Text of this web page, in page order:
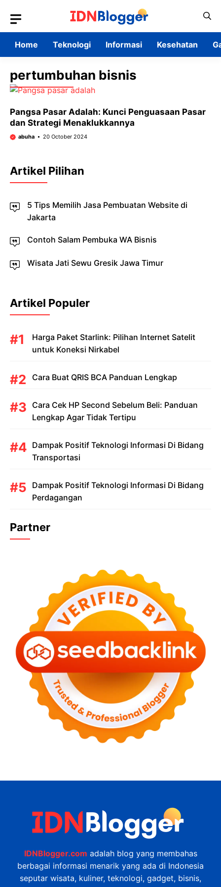
content
Home
Teknologi Informasi Kesehatan
pertumbuhan bisnis
Pangsa Pasar Adalah: Kunci Penguasaan Pasar
dan Strategi Menaklukkannya
abuha 20 October 2024
Artikel Pilihan
5 Tips Memilih Jasa Pembuatan Website di
Jakarta
Contoh Salam Pembuka WA Bisnis
Wisata Jati Sewu Gresik Jawa Timur
Artikel Populer
Harga Paket Starlink: Pilihan Internet Satelit
untuk Koneksi Nirkabel
Cara Buat QRIS BCA Panduan Lengkap
Cara Cek HP Second Sebelum Beli: Panduan
Lengkap Agar Tidak Tertipu
Dampak Positif Teknologi Informasi Di Bidang
Transportasi
Dampak Positif Teknologi Informasi Di Bidang
Perdagangan
Partner
IDNBlogger.com adalah blog yang membahas
berbagai informasi menarik yang ada di Indonesia
seputar wisata, kuliner, teknologi, gadget, bisnis,